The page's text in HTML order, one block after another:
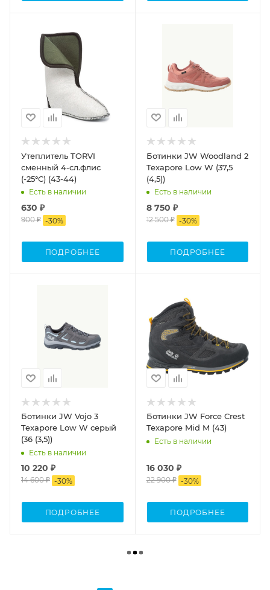
Утеплитель TORVI
сменный 4-сл.флис
(-25°С) (43-44)
Есть в наличии
630 ₽
900 ₽ -30%
ПОДРОБНЕЕ
Ботинки JW Woodland 2
Texapore Low W (37,5
(4,5))
Есть в наличии
8 750 ₽
12 500 ₽ -30%
ПОДРОБНЕЕ
Ботинки JW Vojo 3
Texapore Low W серый
(36 (3,5))
Есть в наличии
10 220 ₽
14 600 ₽ -30%
ПОДРОБНЕЕ
Ботинки JW Force Crest
Texapore Mid M (43)
Есть в наличии
16 030 ₽
22 900 ₽ -30%
ПОДРОБНЕЕ